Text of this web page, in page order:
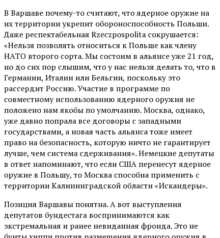
В Варшаве почему-то считают, что ядерное оружие на
их территории укрепит обороноспособность Польши.
Даже респектабельная Rzeczpospolita сокрушается:
«Нельзя позволять относиться к Польше как члену
НАТО второго сорта. Мы состоим в альянсе уже 21 год,
но до сих пор слышим, что у нас нельзя делать то, что в
Германии, Италии или Бельгии, поскольку это
рассердит Россию. Участие в программе по
совместному использованию ядерного оружия не
положено нам якобы по умолчанию. Москва, однако,
уже давно попрала все договоры с западными
государствами, а новая часть альянса тоже имеет
право на безопасность, которую ничто не гарантирует
лучше, чем система сдерживания». Немецкие депутаты
в ответ напоминают, что если США перенесут ядерное
оружие в Польшу, то Москва способна применить с
территории Калининградской области «Искандеры».
Позиция Варшавы понятна. А вот выступления
депутатов бундестага воспринимаются как
экстремальная и ранее невиданная фронда. Это не